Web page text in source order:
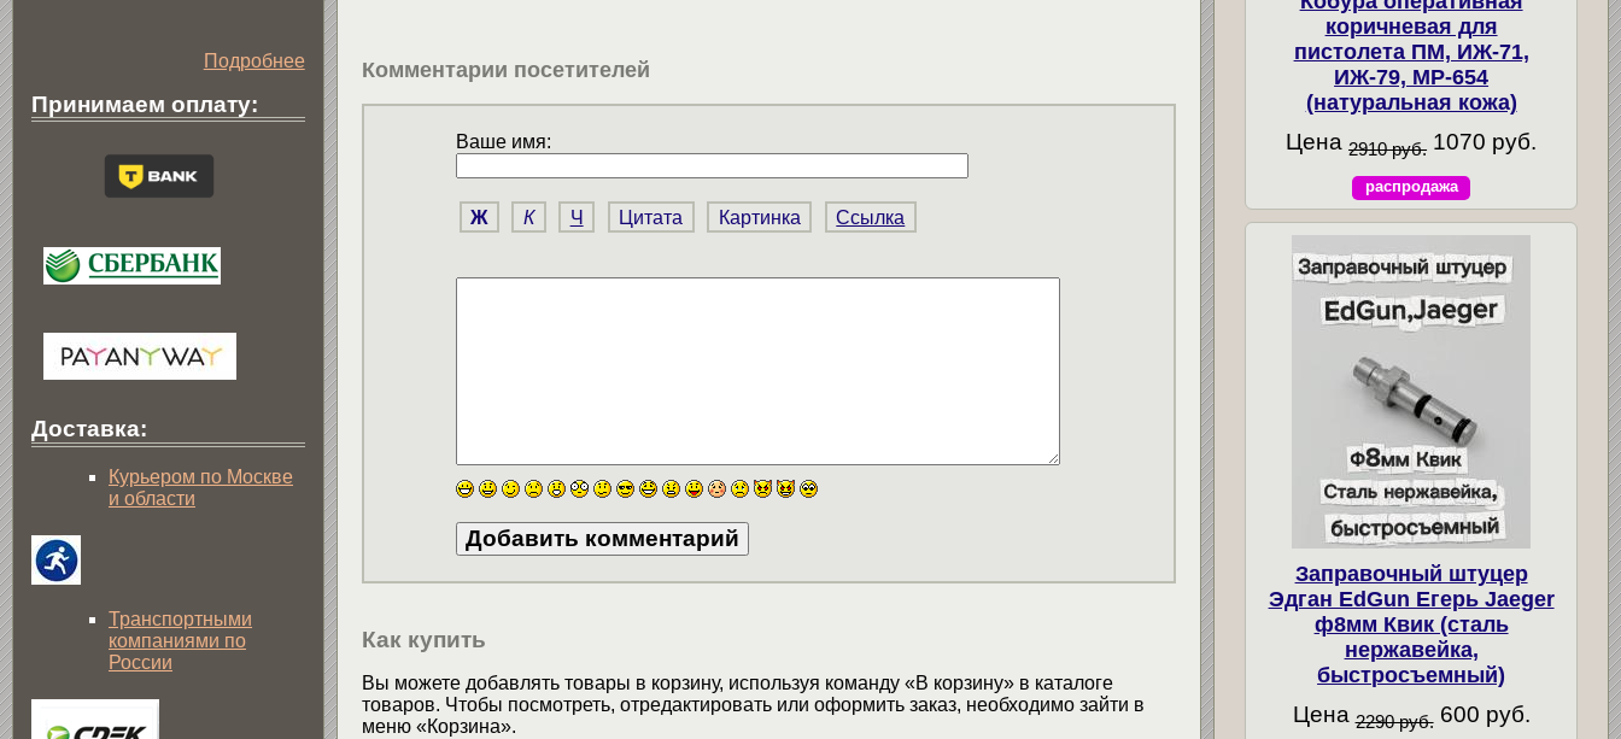
Комментарии посетителей
Ваше имя:
Ж К Ч Цитата Картинка Ссылка
Как купить
Вы можете добавлять товары в корзину, используя команду «В корзину» в каталоге
товаров. Чтобы посмотреть, отредактировать или оформить заказ, необходимо зайти в
меню «Корзина».
Подробнее
Принимаем оплату:
Доставка:
Курьером по Москве
и области
Транспортными
компаниями по
России
коричневая для
пистолета ПМ, ИЖ-71,
ИЖ-79, МР-654
(натуральная кожа)
Цена 2910 руб. 1070 руб.
распродажа
Заправочный штуцер
Эдган EdGun Егерь Jaeger
ф8мм Квик (сталь
нержавейка,
быстросъемный)
Цена 2290 руб. 600 руб.